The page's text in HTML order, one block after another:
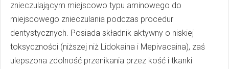
znieczulającym miejscowo typu aminowego do
miejscowego znieczulania podczas procedur
dentystycznych. Posiada składnik aktywny o niskiej
toksyczności (niższej niż Lidokaina i Mepivacaina), zaś
ulepszona zdolność przenikania przez kość i tkanki